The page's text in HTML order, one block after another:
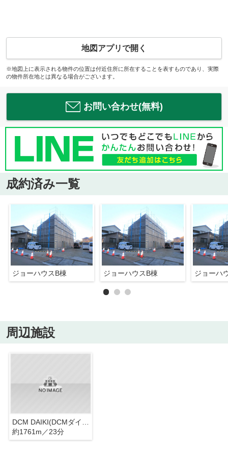
地図アプリで開く
※地図上に表示される物件の位置は付近住所に所在することを表すものであり、実際
の物件所在地とは異なる場合がございます。
お問い合わせ(無料)
成約済み一覧
ジョーハウスB棟 ジョーハウスB棟 ジョーハ
周辺施設
約1761m／23分